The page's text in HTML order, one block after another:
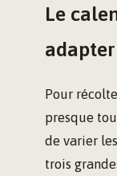
Le
Pour
presque
de varier
trois